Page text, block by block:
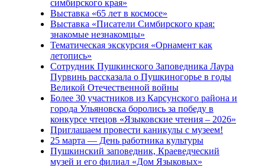
симбирского края»
Выставка «65 лет в космосе»
Выставка «Писатели Симбирского края:
знакомые незнакомцы»
Тематическая экскурсия «Орнамент как
летопись»
Сотрудник Пушкинского Заповедника Лаура
Пурвинь рассказала о Пушкиногорье в годы
Великой Отечественной войны
Более 30 участников из Карсунского района и
города Ульяновска боролись за победу в
конкурсе чтецов «Языковские чтения – 2026»
Приглашаем провести каникулы с музеем!
25 марта — День работника культуры
Пушкинский заповедник, Краеведческий
музей и его филиал «Дом Языковых»